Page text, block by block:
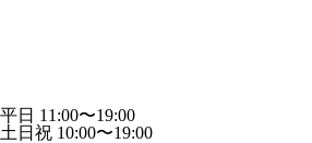
平日 11:00〜19:00
土日祝 10:00〜19:00